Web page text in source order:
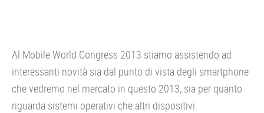
Al Mobile World Congress 2013 stiamo assistendo ad
interessanti novità sia dal punto di vista degli smartphone
che vedremo nel mercato in questo 2013, sia per quanto
riguarda sistemi operativi che altri dispositivi.